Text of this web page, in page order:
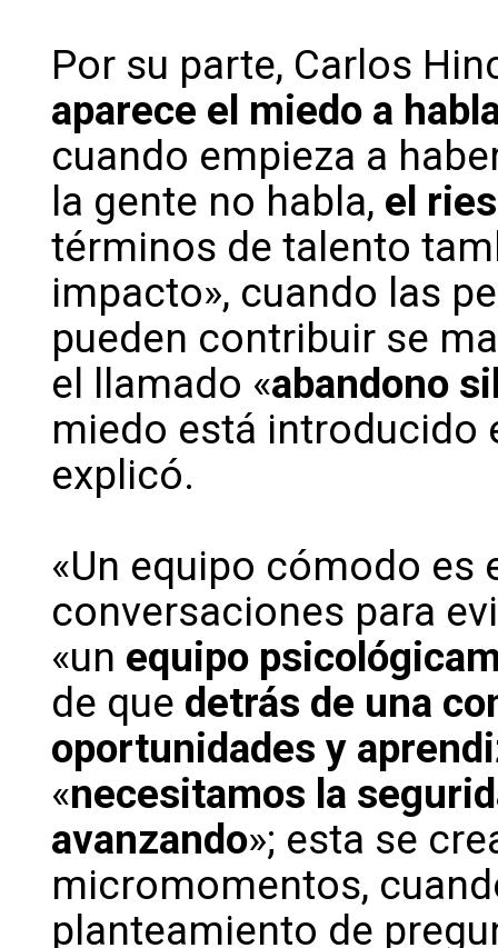
Por su parte, Carlos
aparece el miedo a
cuando empieza a
la gente no habla, el
términos de talento
impacto», cuando las
pueden contribuir se
el llamado «abandono
miedo está introducido
explicó.
«Un equipo cómodo es
conversaciones para
«un equipo
de que detrás de una
oportunidades y
«necesitamos la
avanzando»; esta se
micromomentos,
planteamiento de